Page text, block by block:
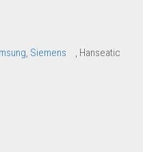
, Siemens , Hanseatic